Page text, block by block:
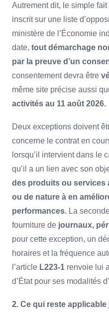
Autrement dit, le simple
inscrit sur une liste
ministère de l’Économie
date, tout démarchage
par la preuve d’un
consentement devra être
même site précise aussi
activités au 11 août 2026.
Deux exceptions doivent
concerne le contrat en
lorsqu’il intervient dans le
qu’il a un lien avec son
des produits ou services
ou de nature à en
performances. La
fourniture de journaux,
pour cette exception, un
horaires et la fréquence
l’article L223-1 renvoie lui
d’État pour ses modalités
2. Ce qui reste applicable